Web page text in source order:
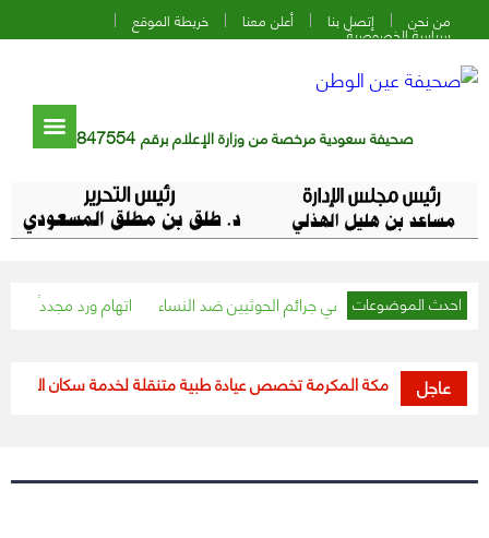
من نحن إتصل بنا أعلن معنا خريطة الموقع
سياسة الخصوصية
صحيفة سعودية مرخصة من وزارة الإعلام برقم 847554
احدث الموضوعات اتهام ورد مجدداً بين الصين دولي في جرائم الحوثيين ضد النساء
عاجل
مكة المكرمة تخصص عيادة طبية متنقلة لخدمة سكان الأحياء المعزولة